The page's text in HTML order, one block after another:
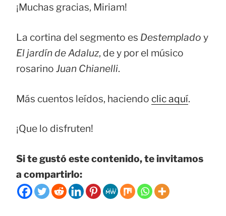
¡Muchas gracias, Miriam!
La cortina del segmento es Destemplado y
El jardín de Adaluz, de y por el músico
rosarino Juan Chianelli.
Más cuentos leídos, haciendo clic aquí.
¡Que lo disfruten!
Si te gustó este contenido, te invitamos
a compartirlo: